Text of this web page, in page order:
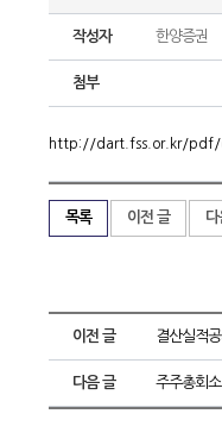
작성자 한양증권
첨부
http://dart.fss.or.kr/pdf/
목록 이전 글 다
이전 글 결산실적
다음 글 주주총회